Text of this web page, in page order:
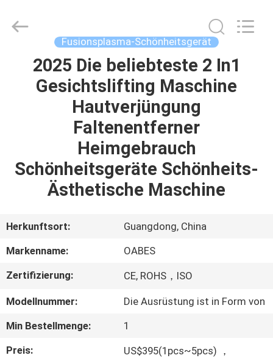
HAUS
PRODUKTE
UNS
FABRIK-
AUSFLUG
TRETEN
SIE
MIT
Rights
Reserved.
Fusionsplasma-Schönheitsgerät
2025 Die beliebteste 2 In1
Gesichtslifting Maschine
Hautverjüngung
Faltenentferner
Heimgebrauch
Schönheitsgeräte Schönheits-
Ästhetische Maschine
Herkunftsort:
Guangdong, China
Markenname:
OABES
Zertifizierung:
CE, ROHS，ISO
Modellnummer:
Die Ausrüstung ist in Form von
Min Bestellmenge:
1
Preis:
US$395(1pcs~5pcs) ，